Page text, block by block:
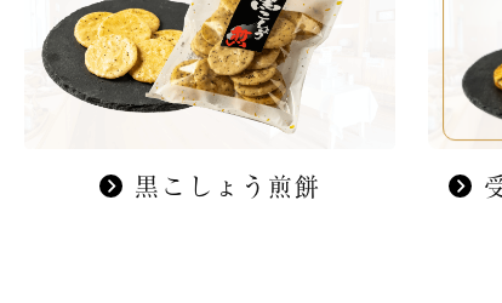
黒こしょう煎餅